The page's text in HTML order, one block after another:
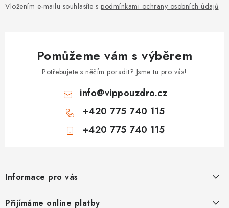
Vložením e-mailu souhlasíte s podmínkami ochrany osobních údajů
Pomůžeme vám s výběrem
Potřebujete s něčím poradit? Jsme tu pro vás!
info@vippouzdro.cz
+420 775 740 115
+420 775 740 115
p
a
Informace pro vás
Jak nakupovat
Přijímáme online platby